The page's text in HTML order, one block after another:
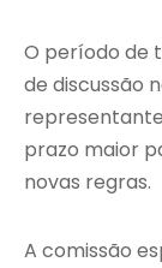
O período de
de discussão
prazo maior
novas regras.
A comissão